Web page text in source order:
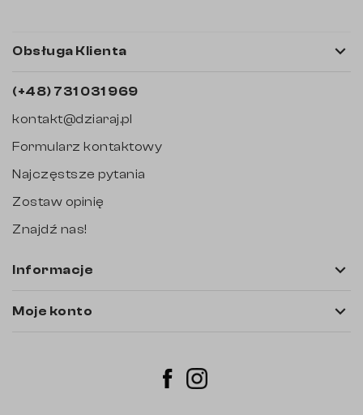
Obsługa Klienta 
(+48) 731 031 969
kontakt@dziaraj.pl
Formularz kontaktowy
Najczęstsze pytania
Zostaw opinię
Znajdź nas!
Informacje 
Moje konto 